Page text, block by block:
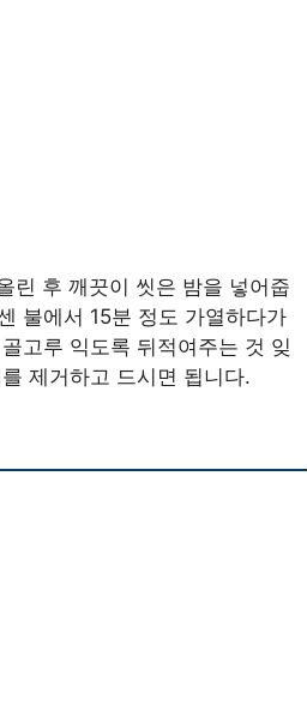
린 후 깨끗이 씻은 밤을 넣어줍
불에서 15분 정도 가열하다가
고루 익도록 뒤적여주는 것 잊
제거하고 드시면 됩니다.